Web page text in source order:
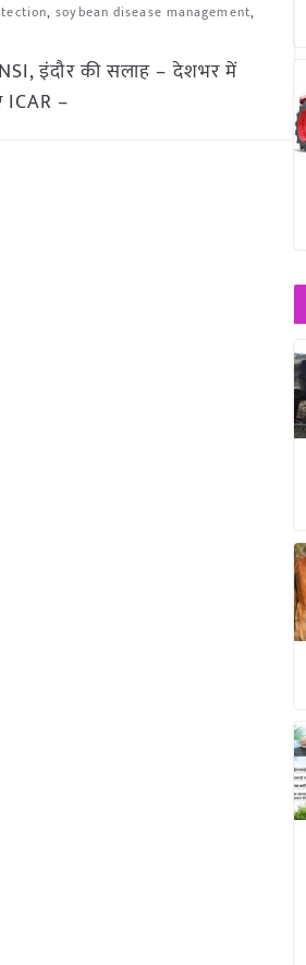
,soybean disease management,
NSI, इंदौर की सलाह – देशभर में
ICAR –